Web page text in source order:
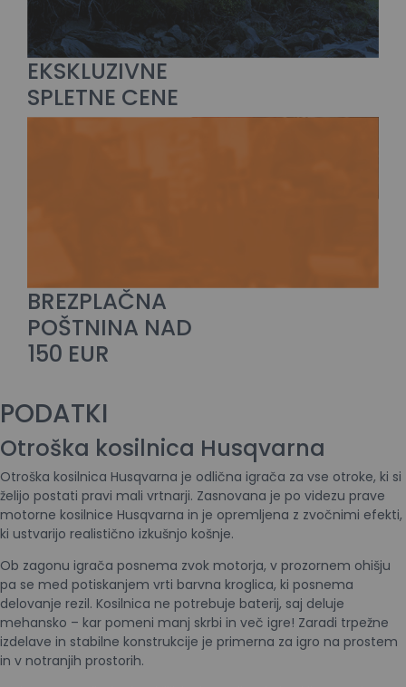
EKSKLUZIVNE
SPLETNE CENE
BREZPLAČNA
POŠTNINA NAD
150 EUR
PODATKI
Otroška kosilnica Husqvarna
Otroška kosilnica Husqvarna je odlična igrača za vse otroke, ki si
želijo postati pravi mali vrtnarji. Zasnovana je po videzu prave
motorne kosilnice Husqvarna in je opremljena z zvočnimi efekti,
ki ustvarijo realistično izkušnjo košnje.
Ob zagonu igrača posnema zvok motorja, v prozornem ohišju
pa se med potiskanjem vrti barvna kroglica, ki posnema
delovanje rezil. Kosilnica ne potrebuje baterij, saj deluje
mehansko – kar pomeni manj skrbi in več igre! Zaradi trpežne
izdelave in stabilne konstrukcije je primerna za igro na prostem
in v notranjih prostorih.